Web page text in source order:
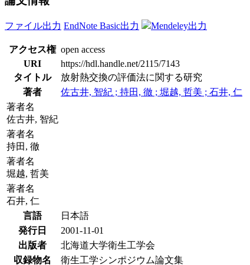
ファイル出力 EndNote Basic出力 Mendeley出力
アクセス権 open access
URI
https://hdl.handle.net/2115/7143
タイトル
放射熱交換の評価法に関する研究
著者
佐古井, 智紀 ; 持田, 徹 ; 堀越, 哲美 ; 石井, 仁
著者名
佐古井, 智紀
著者名
持田, 徹
著者名
堀越, 哲美
著者名
石井, 仁
言語
日本語
発行日
2001-11-01
出版者
北海道大学衛生工学会
収録物名
衛生工学シンポジウム論文集